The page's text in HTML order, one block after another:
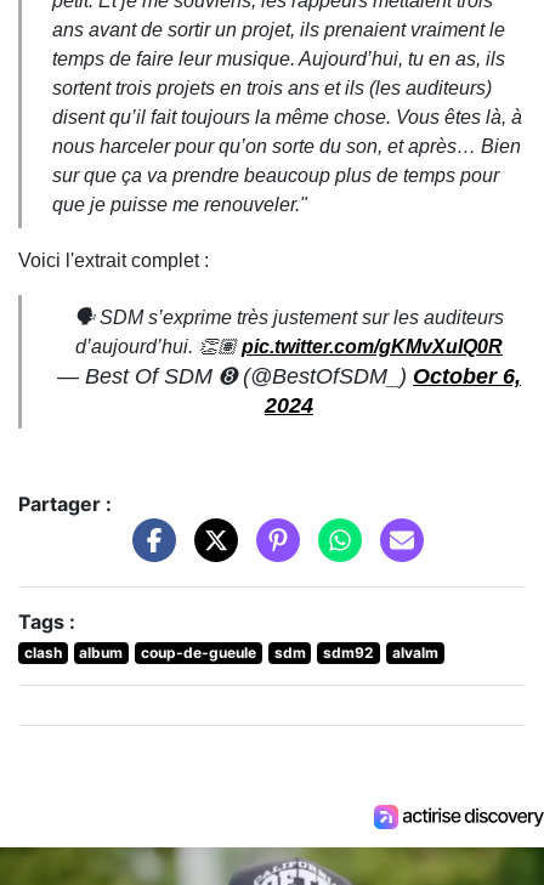
ans avant de sortir un projet, ils prenaient vraiment le
temps de faire leur musique. Aujourd’hui, tu en as, ils
sortent trois projets en trois ans et ils (les auditeurs)
disent qu’il fait toujours la même chose. Vous êtes là, à
nous harceler pour qu’on sorte du son, et après… Bien
sur que ça va prendre beaucoup plus de temps pour
que je puisse me renouveler."
Voici l'extrait complet :
🗣️ SDM s’exprime très justement sur les auditeurs
d’aujourd’hui. 👏🏽pic.twitter.com/gKMvXuIQ0R
— Best Of SDM ➑ (@BestOfSDM_) October 6,
2024
Partager :
Tags :
clash album coup-de-gueule sdm sdm92 alvalm